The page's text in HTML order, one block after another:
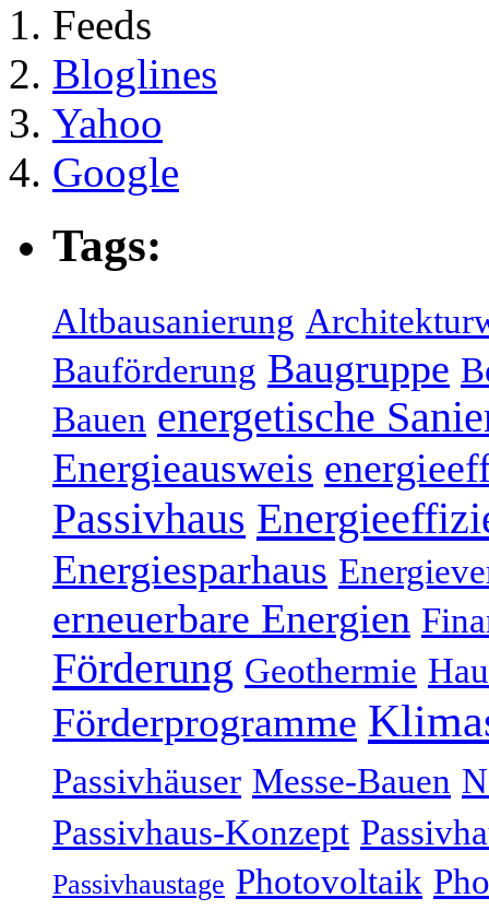
Feeds
Bloglines
Yahoo
Google
Tags:
Altbausanierung
Bauförderung Baugruppe
Bauen energetische
Energieausweis
Passivhaus
Energiesparhaus
erneuerbare Energien
Förderung Geothermie
Förderprogramme
Passivhäuser Messe-Bauen
Passivhaus-Konzept
Passivhaustage Photovoltaik